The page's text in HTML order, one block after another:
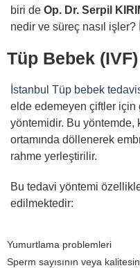
biri de Op. Dr. Serpil
nedir ve süreç nasıl
Tüp Bebek
İstanbul Tüp bebek
elde edemeyen çiftler için
yöntemidir. Bu yöntemde,
ortamında döllenerek
rahme yerleştirilir.
Bu tedavi yöntemi
edilmektedir:
Yumurtlama problemleri
Sperm sayısının veya